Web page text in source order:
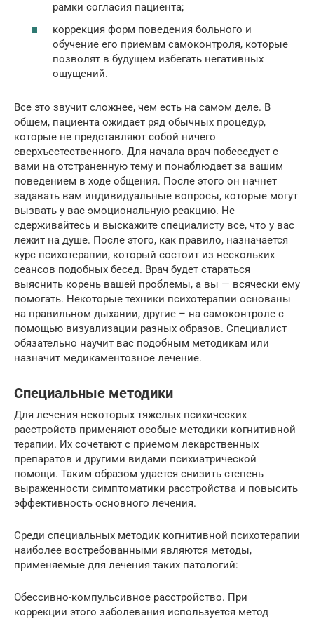
рамки согласия пациента;
коррекция форм поведения больного и
обучение его приемам самоконтроля, которые
позволят в будущем избегать негативных
ощущений.
Все это звучит сложнее, чем есть на самом деле. В
общем, пациента ожидает ряд обычных процедур,
которые не представляют собой ничего
сверхъестественного. Для начала врач побеседует с
вами на отстраненную тему и понаблюдает за вашим
поведением в ходе общения. После этого он начнет
задавать вам индивидуальные вопросы, которые могут
вызвать у вас эмоциональную реакцию. Не
сдерживайтесь и выскажите специалисту все, что у вас
лежит на душе. После этого, как правило, назначается
курс психотерапии, который состоит из нескольких
сеансов подобных бесед. Врач будет стараться
выяснить корень вашей проблемы, а вы — всячески ему
помогать. Некоторые техники психотерапии основаны
на правильном дыхании, другие – на самоконтроле с
помощью визуализации разных образов. Специалист
обязательно научит вас подобным методикам или
назначит медикаментозное лечение.
Специальные методики
Для лечения некоторых тяжелых психических
расстройств применяют особые методики когнитивной
терапии. Их сочетают с приемом лекарственных
препаратов и другими видами психиатрической
помощи. Таким образом удается снизить степень
выраженности симптоматики расстройства и повысить
эффективность основного лечения.
Среди специальных методик когнитивной психотерапии
наиболее востребованными являются методы,
применяемые для лечения таких патологий:
Обессивно-компульсивное расстройство. При
коррекции этого заболевания используется метод